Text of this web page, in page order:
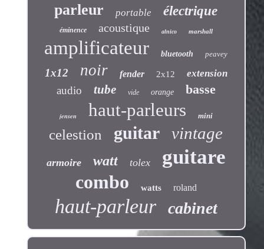
parleur portable électrique
éminence acoustique alnico marshall
amplificateur bluetooth peavey
1x12 noir fender 2x12 extension
audio tube vide orange basse
jensen haut-parleurs mini
celestion guitar vintage
armoire watt tolex guitare
combo watts roland
haut-parleur cabinet